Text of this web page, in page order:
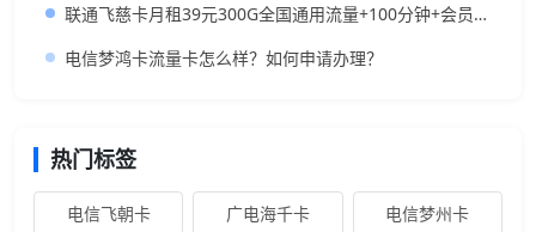
联通飞慈卡月租39元300G全国通用流量+100分钟+会员，低月租大流量卡推荐
电信梦鸿卡流量卡怎么样？如何申请办理？
热门标签
电信飞朝卡 广电海千卡 电信梦州卡